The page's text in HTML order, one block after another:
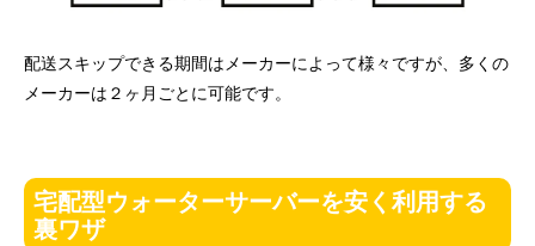
配送スキップできる期間はメーカーによって様々ですが、多くの
メーカーは２ヶ月ごとに可能です。
宅配型ウォーターサーバーを安く利用する
裏ワザ